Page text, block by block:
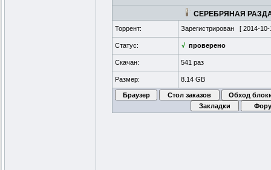
СЕРЕБРЯНАЯ
Торрент: Зарегистрирован [ 2014-10-
Статус: √ проверено
Скачан: 541 раз
Размер: 8.14 GB